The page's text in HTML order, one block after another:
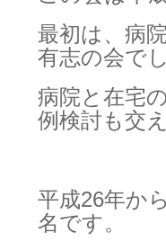
最初は、病
有志の会でし
病院と在宅
例検討も交
平成26年か
名です。